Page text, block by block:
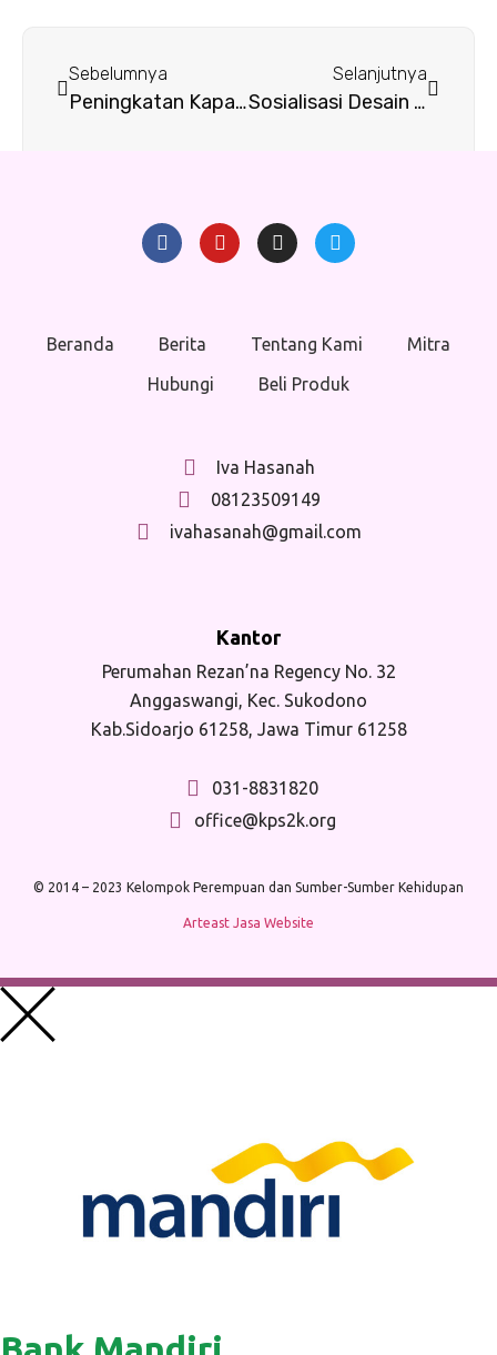
Sebelumnya
Peningkatan Kapasitas Tim Gender Watch
Selanjutnya
Sosialisasi Desain Gender Watch di Jajaran BALITBANGDA dan SKPD Kab. Gresik
Beranda Berita Tentang Kami
Mitra
Hubungi
Beli Produk
Iva Hasanah
08123509149
ivahasanah@gmail.com
Kantor
Perumahan Rezan’na Regency No. 32
Anggaswangi, Kec. Sukodono
Kab.Sidoarjo 61258, Jawa Timur 61258
031-8831820
office@kps2k.org
© 2014 – 2023 Kelompok Perempuan dan Sumber-Sumber Kehidupan
Arteast Jasa Website